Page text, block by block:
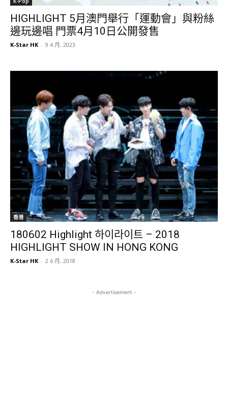
HIGHLIGHT 5月澳門舉行「運動會」與粉絲
邊玩邊唱 門票4月10日公開發售
K-Star HK - 9 4 月, 2023
香港
180602 Highlight 하이라이트 – 2018
HIGHLIGHT SHOW IN HONG KONG
K-Star HK - 2 6 月, 2018
- Advertisement -